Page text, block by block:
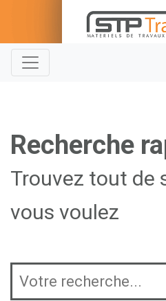
Recherche
Trouvez tout de
vous voulez